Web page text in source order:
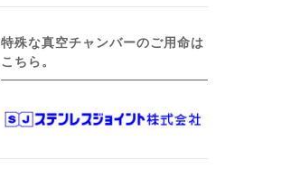
特殊な真空チャンバーのご用命は
こちら。